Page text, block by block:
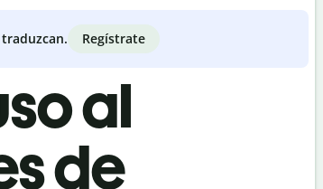
Regístrate
al
de